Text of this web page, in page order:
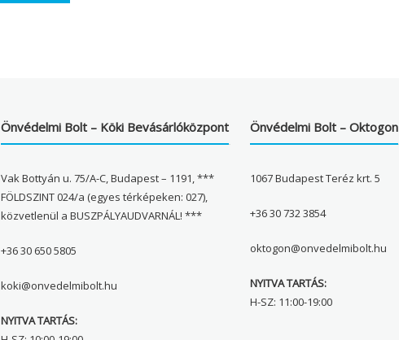
Önvédelmi Bolt – Köki Bevásárlóközpont
Vak Bottyán u. 75/A-C, Budapest – 1191, ***
FÖLDSZINT 024/a (egyes térképeken: 027),
közvetlenül a BUSZPÁLYAUDVARNÁL! ***
+36 30 650 5805
koki@onvedelmibolt.hu
NYITVA TARTÁS:
Önvédelmi Bolt – Oktogon
1067 Budapest Teréz krt. 5
+36 30 732 3854
oktogon@onvedelmibolt.hu
NYITVA TARTÁS:
H-SZ: 11:00-19:00